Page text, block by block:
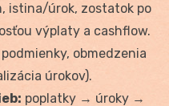
istina/úrok, zostatok po
výplaty a cashflow.
podmienky, obmedzenia
úrokov).
poplatky → úroky →